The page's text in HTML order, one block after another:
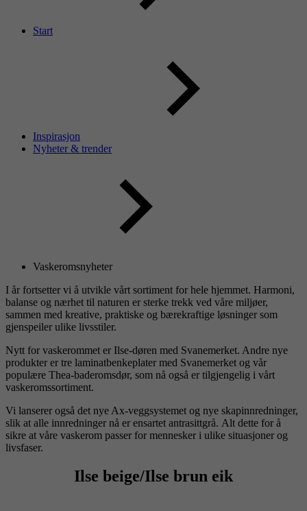
Start
Inspirasjon
Nyheter & trender
Vaskeromsnyheter
I år fortsetter vi å utvikle vårt sortiment for hele hjemmet. Harmoni,
balanse og nærhet til naturen er sterke trekk ved våre miljøer,
sammen med kreative, praktiske og bærekraftige løsninger som
gjenspeiler ulike livsstiler.
Nytt for vaskerommet er Ilse-døren med Svanemerket. Andre nye
produkter er tre laminatbenkeplater med Svanemerket og vår
populære Thea-baderomsdør, som nå også er tilgjengelig i vårt
vaskeromssortiment.
Vi lanserer også det nye Ax-veggsystemet og nye skapinnredninger,
slik at alle innredninger nå er ensartet antrasittgrå. Alt dette for å
sikre at våre vaskerom passer for mennesker i ulike situasjoner og
livsfaser.
Ilse beige/Ilse brun eik